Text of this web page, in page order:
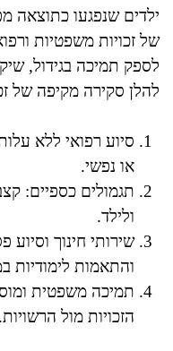
ילדים שנפגעו כתוצאה
של זכויות משפטיות
לספק תמיכה בגידול,
להלן סקירה מקיפה של
סיוע רפואי ללא
או נפשי.
תגמולים כספיים:
ולילד.
שירותי חינוך וסיוע
והתאמות לימודיות
תמיכה משפטית
הזכויות מול הרשויות.